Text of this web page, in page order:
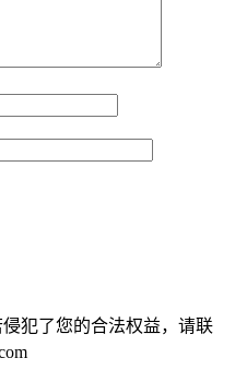
犯了您的合法权益，请联